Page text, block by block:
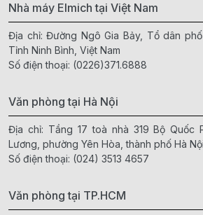
Nhà máy Elmich tại Việt Nam
Địa chỉ: Đường Ngô Gia Bảy, Tổ dân
Tỉnh Ninh Bình, Việt Nam
Số điện thoại: (0226)371.6888
Văn phòng tại Hà Nội
Địa chỉ: Tầng 17 toà nhà 319 Bộ Quốc
Lương, phường Yên Hòa, thành phố Hà Nội
Số điện thoại: (024) 3513 4657
Văn phòng tại TP.HCM